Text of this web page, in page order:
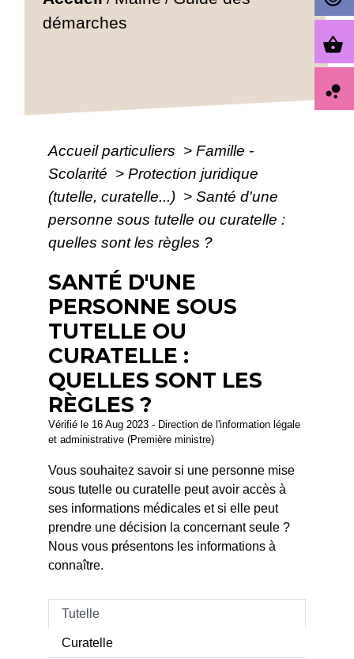
démarches
Accueil particuliers > Famille -
Scolarité > Protection juridique
(tutelle, curatelle...) > Santé d'une
personne sous tutelle ou curatelle :
quelles sont les règles ?
SANTÉ D'UNE
PERSONNE SOUS
TUTELLE OU
CURATELLE :
QUELLES SONT LES
RÈGLES ?
Vérifié le 16 Aug 2023 - Direction de l'information légale
et administrative (Première ministre)
Vous souhaitez savoir si une personne mise
sous tutelle ou curatelle peut avoir accès à
ses informations médicales et si elle peut
prendre une décision la concernant seule ?
Nous vous présentons les informations à
connaître.
Tutelle
Curatelle
shopping_basket
bubble_chart